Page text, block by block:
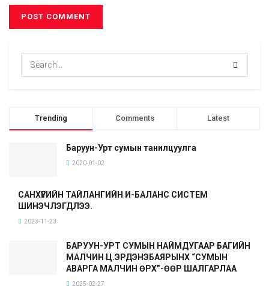
Trending Comments Latest
Баруун-Урт сумын танилцуулга
2020-01-02
САНХҮҮГИЙН ТАЙЛАНГИЙН И-БАЛАНС СИСТЕМ
ШИНЭЧЛЭГДЛЭЭ.
2023-11-23
БАРУУН-УРТ СУМЫН НАЙМДУГААР БАГИЙН
МАЛЧИН Ц.ЭРДЭНЭБАЯРЫНХ “СУМЫН
АВАРГА МАЛЧИН ӨРХ”-ӨӨР ШАЛГАРЛАА
2025-02-27